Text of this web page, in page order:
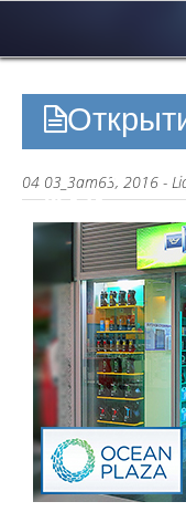
Бренди
Особистий
Продукція
Контакти
Новини
Зв'язок
товара
Plaza
04 03_3am63, 2016 -